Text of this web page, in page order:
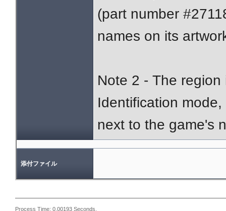
(part number
names on its
Note 2 - The
Identification
next to the game's
添付ファイル
Process Time: 0.00193 Seconds.